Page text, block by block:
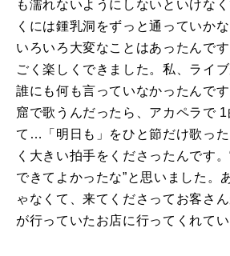
も濡れないようにしないといけな
くには鍾乳洞をずっと通っていか
いろいろ大変なことはあったんで
ごく楽しくできました。私、ライブ
誰にも何も言っていなかったんで
窟で歌うんだったら、アカペラで1
て…「明日も」をひと節だけ歌っ
く大きい拍手をくださったんです
できてよかったな”と思いました。
ゃなくて、来てくださってお客さ
が行っていたお店に行ってくれてい